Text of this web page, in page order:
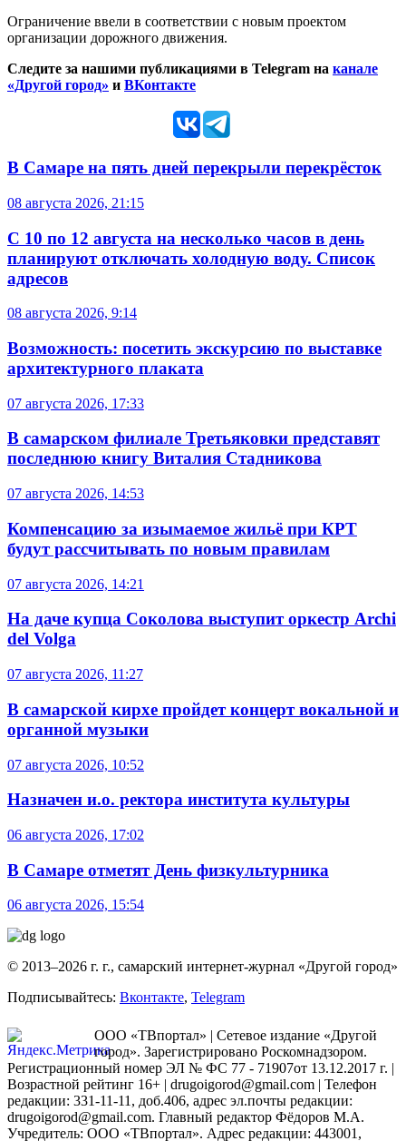
Ограничение ввели в соответствии с новым проектом
организации дорожного движения.
Следите за нашими публикациями в Telegram на канале
«Другой город» и ВКонтакте
В Самаре на пять дней перекрыли перекрёсток
08 августа 2026, 21:15
С 10 по 12 августа на несколько часов в день
планируют отключать холодную воду. Список
адресов
08 августа 2026, 9:14
Возможность: посетить экскурсию по выставке
архитектурного плаката
07 августа 2026, 17:33
В самарском филиале Третьяковки представят
последнюю книгу Виталия Стадникова
07 августа 2026, 14:53
Компенсацию за изымаемое жильё при КРТ
будут рассчитывать по новым правилам
07 августа 2026, 14:21
На даче купца Соколова выступит оркестр Archi
del Volga
07 августа 2026, 11:27
В самарской кирхе пройдет концерт вокальной и
органной музыки
07 августа 2026, 10:52
Назначен и.о. ректора института культуры
06 августа 2026, 17:02
В Самаре отметят День физкультурника
06 августа 2026, 15:54
© 2013–2026 г. г., самарский интернет-журнал «Другой город»
Подписывайтесь: Вконтакте, Telegram
ООО «ТВпортал» | Сетевое издание «Другой
город». Зарегистрировано Роскомнадзором.
Регистрационный номер ЭЛ № ФС 77 - 71907от 13.12.2017 г. |
Возрастной рейтинг 16+ | drugoigorod@gmail.com | Телефон
редакции: 331-11-11, доб.406, адрес эл.почты редакции:
drugoigorod@gmail.com. Главный редактор Фёдоров М.А.
Учредитель: ООО «ТВпортал». Адрес редакции: 443001,